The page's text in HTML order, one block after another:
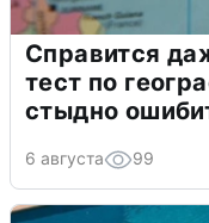
Справится
тест по
стыдно
6 августа 99